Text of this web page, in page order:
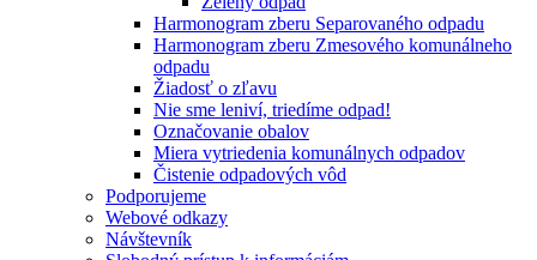
Harmonogram zberu Separovaného odpadu
Harmonogram zberu Zmesového komunálneho
odpadu
Žiadosť o zľavu
Nie sme leniví, triedíme odpad!
Označovanie obalov
Miera vytriedenia komunálnych odpadov
Čistenie odpadových vôd
Podporujeme
Webové odkazy
Návštevník